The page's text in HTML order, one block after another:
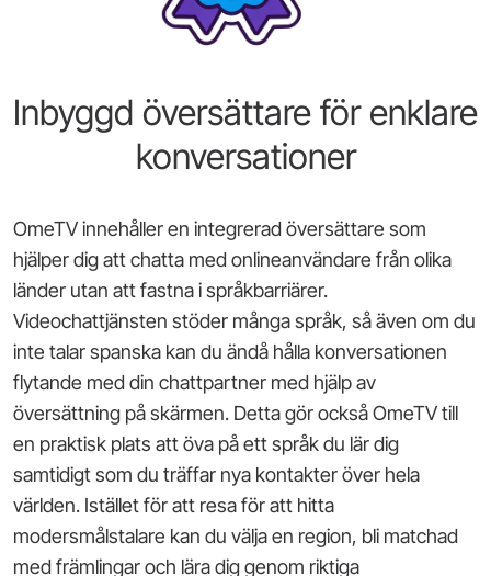
Inbyggd översättare för enklare
konversationer
OmeTV innehåller en integrerad översättare som
hjälper dig att chatta med onlineanvändare från olika
länder utan att fastna i språkbarriärer.
Videochattjänsten stöder många språk, så även om du
inte talar spanska kan du ändå hålla konversationen
flytande med din chattpartner med hjälp av
översättning på skärmen. Detta gör också OmeTV till
en praktisk plats att öva på ett språk du lär dig
samtidigt som du träffar nya kontakter över hela
världen. Istället för att resa för att hitta
modersmålstalare kan du välja en region, bli matchad
med främlingar och lära dig genom riktiga